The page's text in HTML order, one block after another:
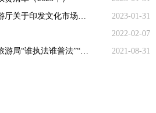
广西壮族自治区文化和旅游厅关于印发文化市场综合执法行政处罚裁量权适用规则及文化市场行政处罚裁量基准的通知 （桂文旅发〔2022〕134 号）
2023-01-31
2022-02-07
2021年柳州市文化广电和旅游局“谁执法谁普法”“谁服务谁普法”“谁主管谁负责”任务措施清单
2021-08-31